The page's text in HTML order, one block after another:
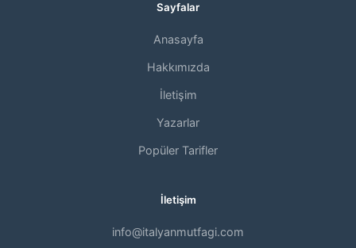
Sayfalar
Anasayfa
Hakkımızda
İletişim
Yazarlar
Popüler Tarifler
İletişim
info@italyanmutfagi.com